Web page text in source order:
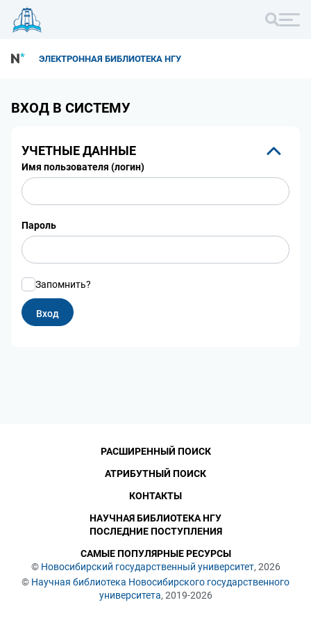
ЭЛЕКТРОННАЯ БИБЛИОТЕКА НГУ
ВХОД В СИСТЕМУ
УЧЕТНЫЕ ДАННЫЕ
Имя пользователя (логин)
Пароль
Запомнить?
© Новосибирский государственный университет, 2026
© Научная библиотека Новосибирского государственного
университета, 2019-2026
РАСШИРЕННЫЙ ПОИСК
АТРИБУТНЫЙ ПОИСК
КОНТАКТЫ
НАУЧНАЯ БИБЛИОТЕКА НГУ
ПОСЛЕДНИЕ ПОСТУПЛЕНИЯ
САМЫЕ ПОПУЛЯРНЫЕ РЕСУРСЫ